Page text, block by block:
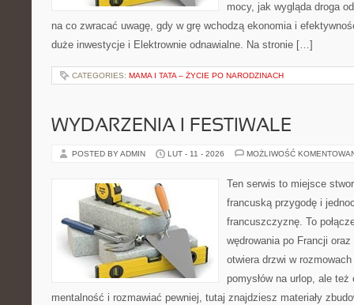
mocy, jak wygląda droga
na co zwracać uwagę, gdy w grę wchodzą ekonomia i
duże inwestycje i Elektrownie odnawialne. Na stronie […]
CATEGORIES: MAMA I TATA – ŻYCIE PO NARODZINACH
WYDARZENIA I FESTIWALE
POSTED BY ADMIN LUT - 11 - 2026 MOŻLIWOŚĆ
Ten serwis to miejsce
francuską przygodę i
francuszczyznę. To
wędrowania po Francji
otwiera drzwi w
pomysłów na urlop, ale
mentalność i rozmawiać pewniej, tutaj znajdziesz materiały